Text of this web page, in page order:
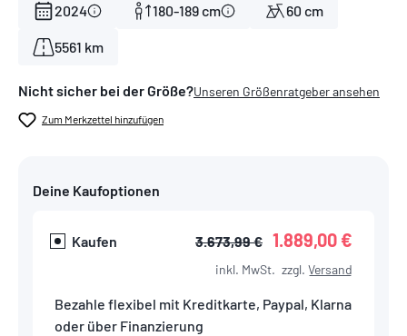
2024 180-189 cm 60 cm
5561 km
Nicht sicher bei der Größe?Unseren Größenratgeber ansehen
Zum Merkzettel hinzufügen
Deine Kaufoptionen
Kaufen 3.673,99 € 1.889,00 €
inkl. MwSt. zzgl. Versand
Bezahle flexibel mit Kreditkarte, Paypal, Klarna
oder über Finanzierung